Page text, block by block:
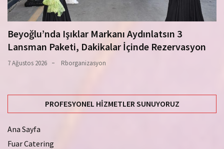
Beyoğlu’nda Işıklar Markanı Aydınlatsın 3
Lansman Paketi, Dakikalar İçinde Rezervasyon
7 Ağustos 2026 Rborganizasyon
PROFESYONEL HIZMETLER SUNUYORUZ
Ana Sayfa
Fuar Catering